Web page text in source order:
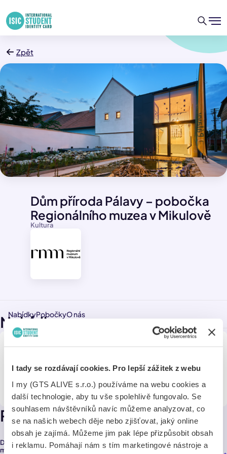
I tady se rozdávají cookies. Pro lepší zážitek z webu
I my (GTS ALIVE s.r.o.) používáme na webu cookies a
další technologie, aby tu vše spolehlivě fungovalo. Se
souhlasem návštěvníků navíc můžeme analyzovat, co
se na našich webech děje nebo zjišťovat, jaký online
obsah je zajímá. Můžeme jim pak lépe přizpůsobit obsah
i reklamu. Pomáhají nám s tím marketingové nástroje a
Zpět
Kultura
Dům příroda Pálavy – pobočka
Regionálního muzea v Mikulově
NabídkyPobočkyO nás
Nabídky
50% sleva ze základního vstupného
Pobočky
Dům příroda Pálavy – pobočka Regionálního
muzea v Mikulově